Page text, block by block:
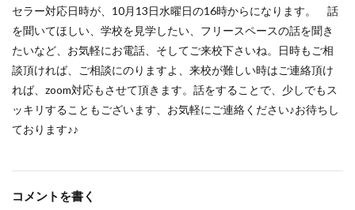
セラー対応日時が、10月13日水曜日の16時からになります。 話
を聞いてほしい、学校を見学したい、フリースペースの話を聞き
たいなど、お気軽にお電話、そしてご来校下さいね。日時もご相
談頂ければ、ご相談にのりますよ、来校が難しい時はご連絡頂け
れば、zoom対応もさせて頂きます。話をすることで、少しでもス
ッキリすることもございます、お気軽にご連絡ください♪お待ちし
ております♪♪
コメントを書く